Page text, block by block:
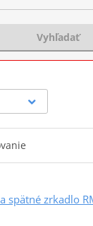
Vyhľadať
spätné zrkadlo